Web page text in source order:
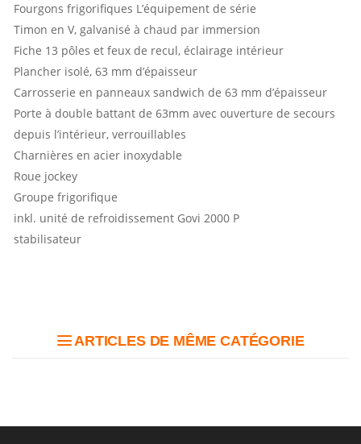
Fourgons frigorifiques L’équipement de série
Timon en V, galvanisé à chaud par immersion
Fiche 13 pôles et feux de recul, éclairage intérieur
Plancher isolé, 63 mm d’épaisseur
Carrosserie en panneaux sandwich de 63 mm d’épaisseur
Porte à double battant de 63mm avec ouverture de secours
depuis l’intérieur, verrouillables
Charnières en acier inoxydable
Roue jockey
Groupe frigorifique
inkl. unité de refroidissement Govi 2000 P
stabilisateur
ARTICLES DE MÊME CATÉGORIE